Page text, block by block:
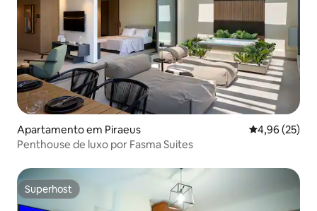
Apartamento em Piraeus Classificação
4,96 (25)
Penthouse de luxo por Fasma Suites
Superhost
Superhost